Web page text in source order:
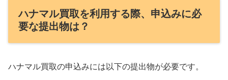
ハナマル買取を利用する際、申込みに必
要な提出物は？
ハナマル買取の申込みには以下の提出物が必要です。